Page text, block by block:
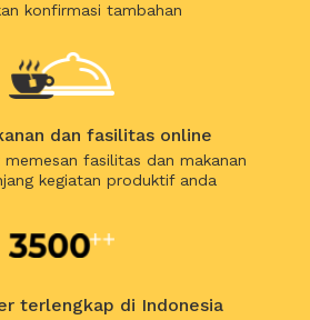
konfirmasi tambahan
dan fasilitas online
fasilitas dan makanan
kegiatan produktif anda
terlengkap di Indonesia